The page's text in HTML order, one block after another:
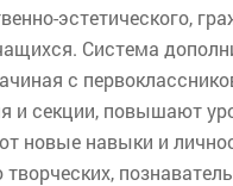
эстетического,
Система
с
и секции, повышают
новые навыки и